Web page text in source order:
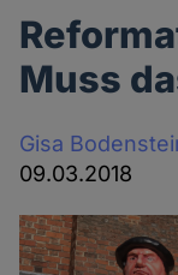
Muss
Gisa
09.03.2018